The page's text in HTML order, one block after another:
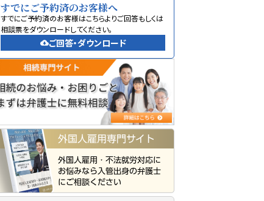
すでにご予約済のお客様へ
すでにご予約済のお客様はこちらよりご回答もしくは
相談票をダウンロードしてください。
cloud_downloadご回答・ダウンロード